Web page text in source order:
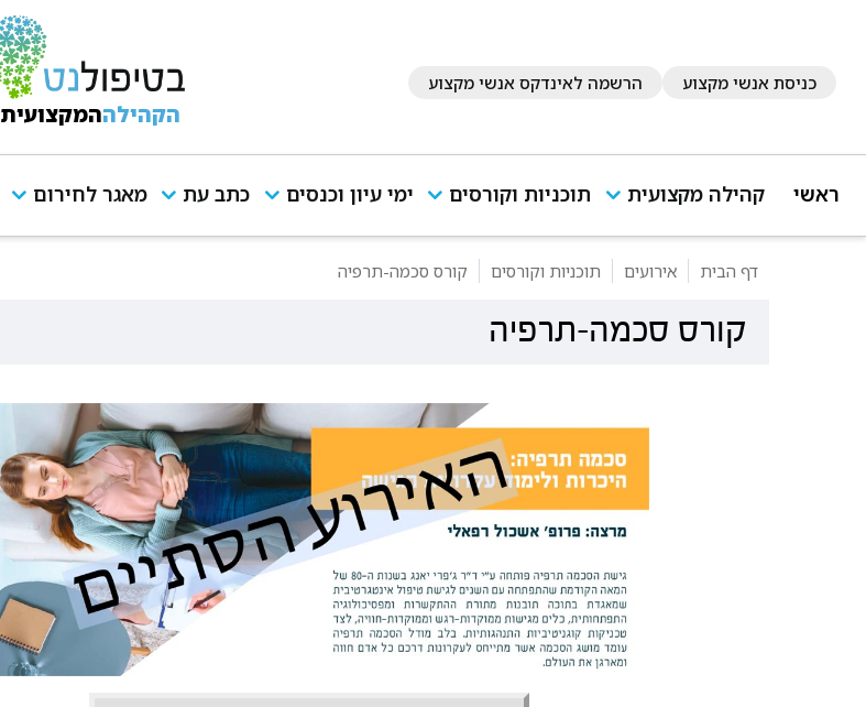
כניסת אנשי מקצוע הרשמה לאינדקס אנשי מקצוע
הקהילההמקצועית
ראשי קהילה מקצועית תוכניות וקורסים ימי עיון וכנסים כתב עת מאגר לחירום
דף הבית אירועים תוכניות וקורסים קורס סכמה-תרפיה
קורס סכמה-תרפיה